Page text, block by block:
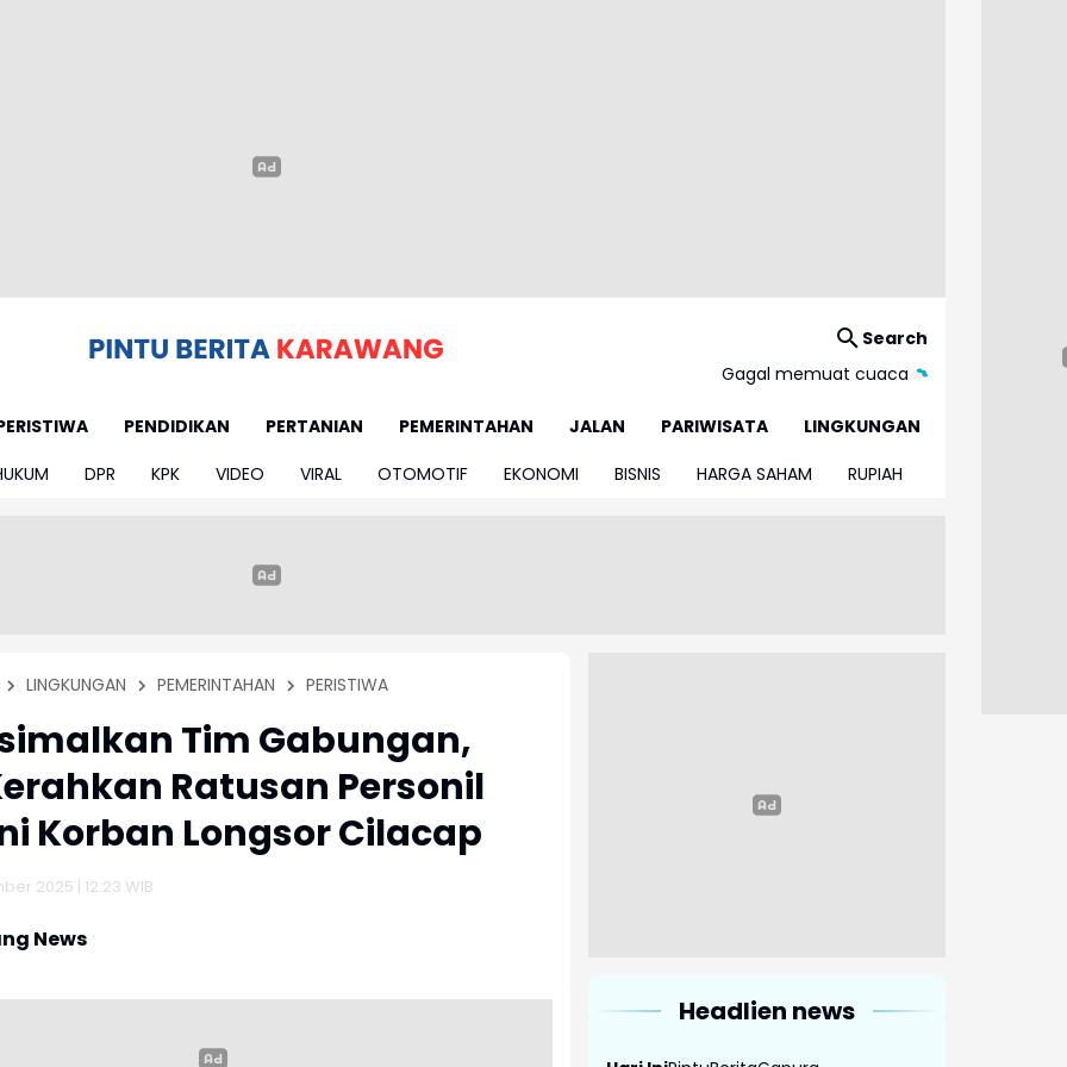
Search
Gagal memuat cuaca
PENDIDIKAN PERTANIAN PEMERINTAHAN JALAN PARIWISATA
LINGKUNGAN
DPR KPK VIDEO VIRAL OTOMOTIF EKONOMI BISNIS HARGA SAHAM RUPIAH
LINGKUNGAN PEMERINTAHAN PERISTIWA
Tim Gabungan,
Ratusan Personil
Korban Longsor Cilacap
2025 | 12:23 WIB
News
Headlien news